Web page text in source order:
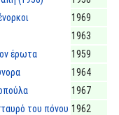
1969
1963
έρωτα
1959
1964
1967
του πόνου 1962